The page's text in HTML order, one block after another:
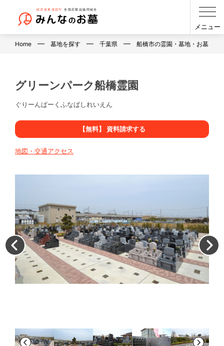
メニュー
Home 墓地を探す 千葉県 船橋市の霊園・墓地・お墓
グリーンパーク船橋霊園
ぐりーんぱーくふなばしれいえん
【無料】 資料請求する
地図・交通アクセス